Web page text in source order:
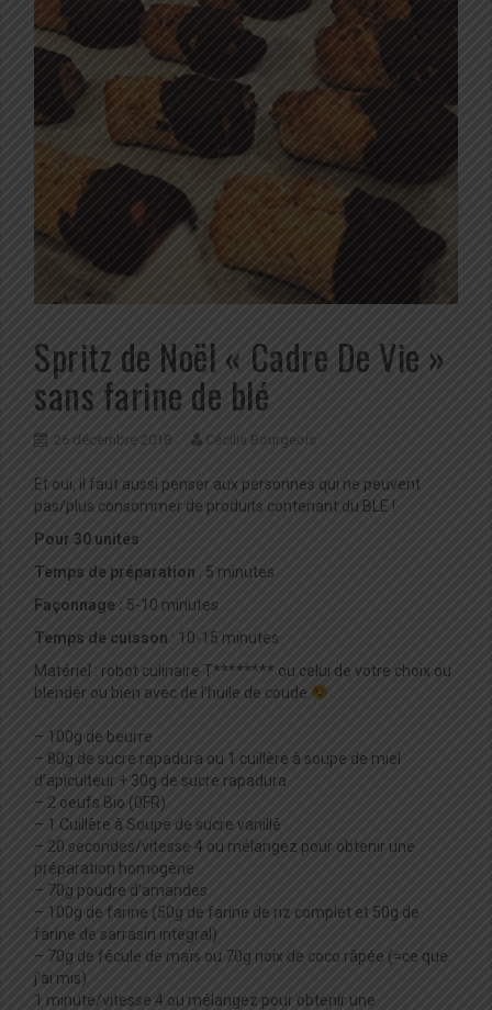
Spritz de Noël « Cadre De Vie »
sans farine de blé
26 décembre 2018 Cécilia Bourgeois
Et oui, il faut aussi penser aux personnes qui ne peuvent
pas/plus consommer de produits contenant du BLE !
Pour 30 unités
Temps de préparation : 5 minutes
Façonnage : 5-10 minutes
Temps de cuisson : 10-15 minutes
Matériel : robot culinaire T******** ou celui de votre choix ou
blender ou bien avec de l’huile de coude
– 100g de beurre
– 80g de sucre rapadura ou 1 cuillère à soupe de miel
d’apiculteur + 30g de sucre rapadura
– 2 oeufs Bio (0FR)
– 1 Cuillère à Soupe de sucre vanillé
– 20 secondes/vitesse 4 ou mélangez pour obtenir une
préparation homogène
– 70g poudre d’amandes
– 100g de farine (50g de farine de riz complet et 50g de
farine de sarrasin intégral)
– 70g de fécule de maïs ou 70g noix de coco râpée (=ce que
j’ai mis)
1 minute/vitesse 4 ou mélangez pour obtenir une